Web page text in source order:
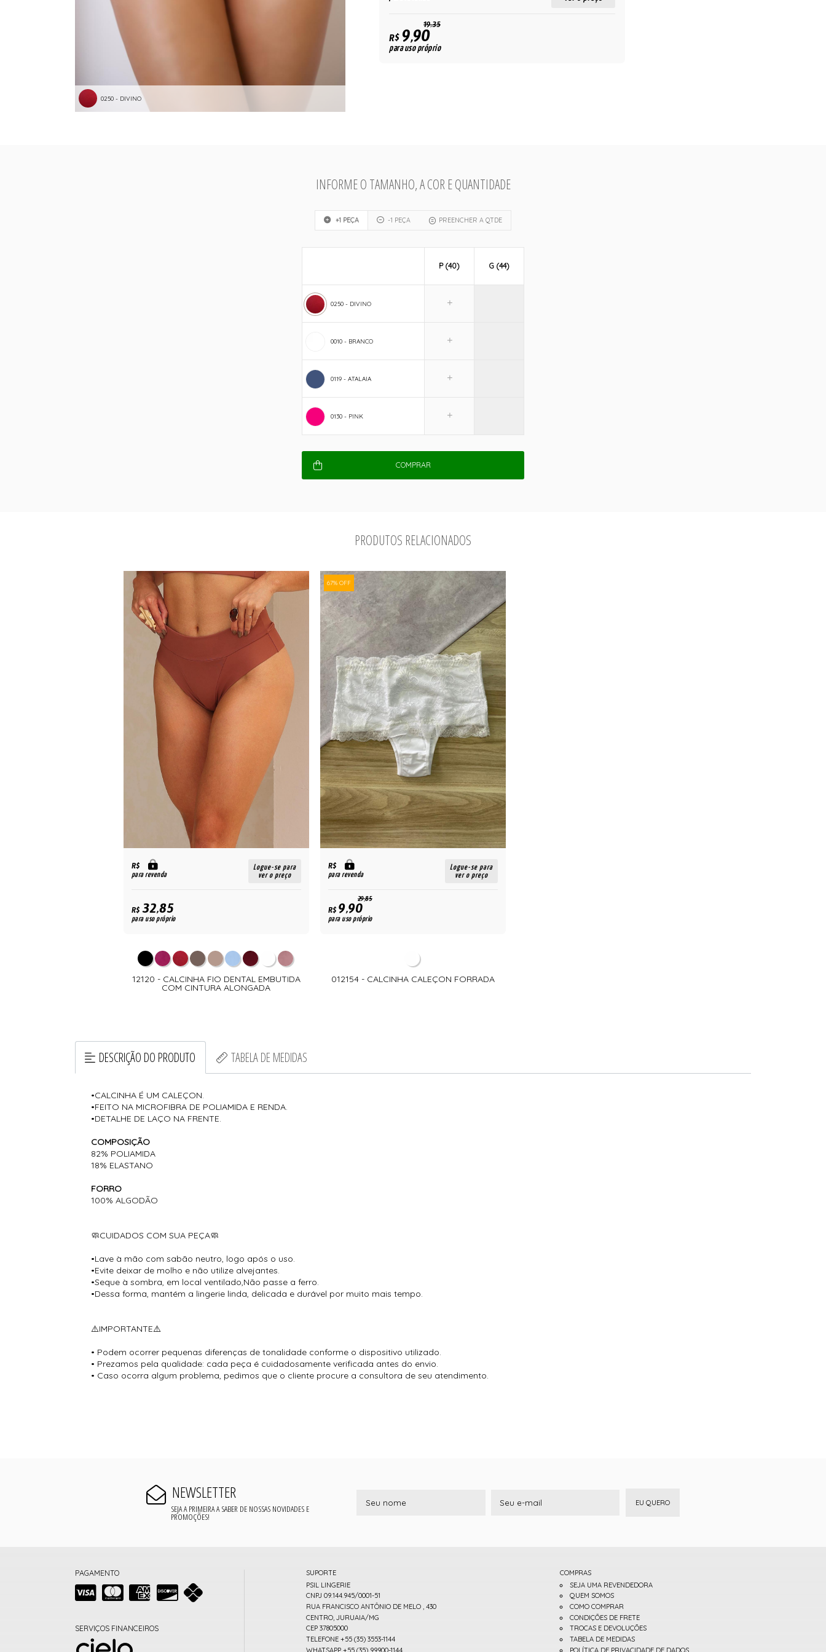
0250 - DIVINO
19,35
R$9,90
para uso próprio
INFORME O TAMANHO, A COR E QUANTIDADE
+1 PEÇA -1 PEÇA PREENCHER A QTDE
0250 - DIVINO
0010 - BRANCO
0119 - ATALAIA
0130 - PINK
P (40) G (44)
COMPRAR
PRODUTOS RELACIONADOS
R$
para revenda
Logue-se para
ver o preço
R$32,85
para uso próprio
12120 - CALCINHA FIO DENTAL EMBUTIDA
COM CINTURA ALONGADA
67% OFF
R$
para revenda
Logue-se para
ver o preço
29,85
R$9,90
para uso próprio
012154 - CALCINHA CALEÇON FORRADA
DESCRIÇÃO DO PRODUTO TABELA DE MEDIDAS
•CALCINHA É UM CALEÇON.
•FEITO NA MICROFIBRA DE POLIAMIDA E RENDA.
•DETALHE DE LAÇO NA FRENTE.
COMPOSIÇÃO
82% POLIAMIDA
18% ELASTANO
FORRO
100% ALGODÃO
🧼CUIDADOS COM SUA PEÇA🧼
•Lave à mão com sabão neutro, logo após o uso.
•Evite deixar de molho e não utilize alvejantes.
•Seque à sombra, em local ventilado,Não passe a ferro.
•Dessa forma, mantém a lingerie linda, delicada e durável por muito mais tempo.
⚠️IMPORTANTE⚠️
• Podem ocorrer pequenas diferenças de tonalidade conforme o dispositivo utilizado.
• Prezamos pela qualidade: cada peça é cuidadosamente verificada antes do envio.
• Caso ocorra algum problema, pedimos que o cliente procure a consultora de seu atendimento.​​​​​​​​​​​​​​
NEWSLETTER
SEJA A PRIMEIRA A SABER DE NOSSAS NOVIDADES E
PROMOÇÕES!
EU QUERO
PAGAMENTO
SERVIÇOS FINANCEIROS
SUPORTE
PSIL LINGERIE
CNPJ 09.144.945/0001-51
RUA FRANCISCO ANTÔNIO DE MELO , 430
CENTRO, JURUAIA/MG
CEP 37805000
TELEFONE +55 (35) 3553-1144
WHATSAPP +55 (35) 99900-1144
COMPRAS
SEJA UMA REVENDEDORA
QUEM SOMOS
COMO COMPRAR
CONDIÇÕES DE FRETE
TROCAS E DEVOLUÇÕES
TABELA DE MEDIDAS
POLÍTICA DE PRIVACIDADE DE DADOS